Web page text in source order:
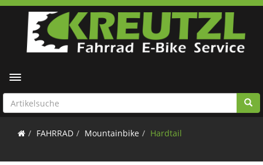
Toggle navigation
FAHRRAD Mountainbike Hardtail